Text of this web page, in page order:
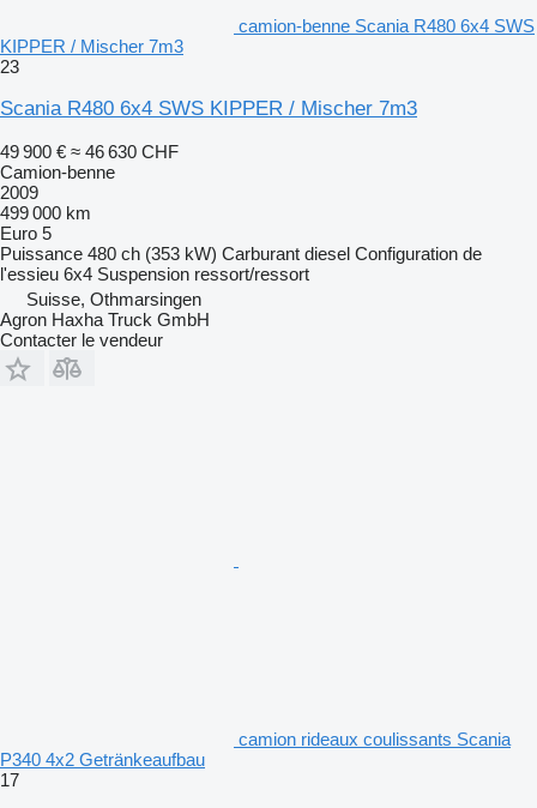
camion-benne Scania R480 6x4 SWS
KIPPER / Mischer 7m3
23
Scania R480 6x4 SWS KIPPER / Mischer 7m3
49 900 € ≈ 46 630 CHF
Camion-benne
2009
499 000 km
Euro 5
Puissance 480 ch (353 kW) Carburant diesel Configuration de
l'essieu 6x4 Suspension ressort/ressort
Suisse, Othmarsingen
Agron Haxha Truck GmbH
Contacter le vendeur
camion rideaux coulissants Scania
P340 4x2 Getränkeaufbau
17